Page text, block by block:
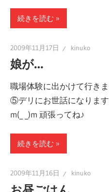
続きを読む
2009年11月17日 kinuko
娘が…
職場体験に出かけて行き
⑤デリにお世話になりま
m(_ _)m 頑張ってね♪
続きを読む
2009年11月16日 kinuko